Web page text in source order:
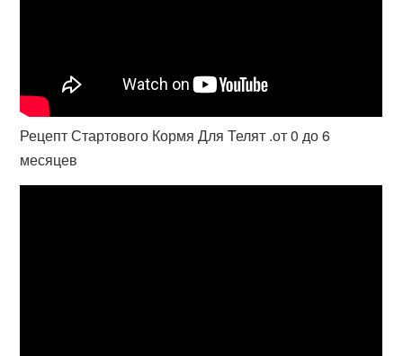
Рецепт Стартового Кормя Для Телят .от 0 до 6
месяцев